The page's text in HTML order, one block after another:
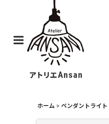
ホーム > ペンダントライト